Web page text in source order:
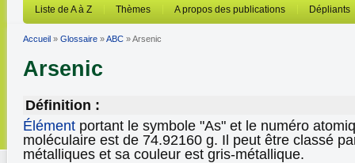
Liste de A à Z Thèmes A propos des publications Dépliants
Accueil » Glossaire »ABC » Arsenic
Arsenic
Définition :
Élément portant le symbole "As" et le numéro
moléculaire est de 74.92160 g. Il peut être classé
métalliques et sa couleur est gris-métallique.